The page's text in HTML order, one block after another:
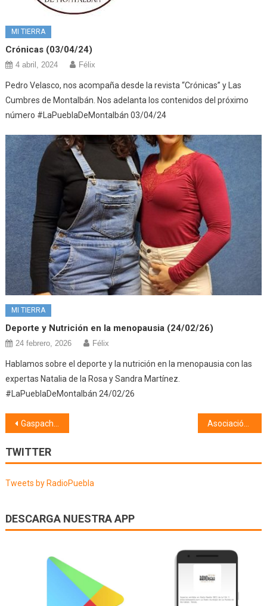
MI TIERRA
Crónicas (03/04/24)
4 abril, 2024 Félix
Pedro Velasco, nos acompaña desde la revista “Crónicas” y Las
Cumbres de Montalbán. Nos adelanta los contenidos del próximo
número #LaPueblaDeMontalbán 03/04/24
MI TIERRA
Deporte y Nutrición en la menopausia (24/02/26)
24 febrero, 2026 Félix
Hablamos sobre el deporte y la nutrición en la menopausia con las
expertas Natalia de la Rosa y Sandra Martínez.
#LaPueblaDeMontalbán 24/02/26
Navegación
de
entradas
Gaspacheo gallego (07/07/26)
TWITTER
Tweets by RadioPuebla
DESCARGA NUESTRA APP